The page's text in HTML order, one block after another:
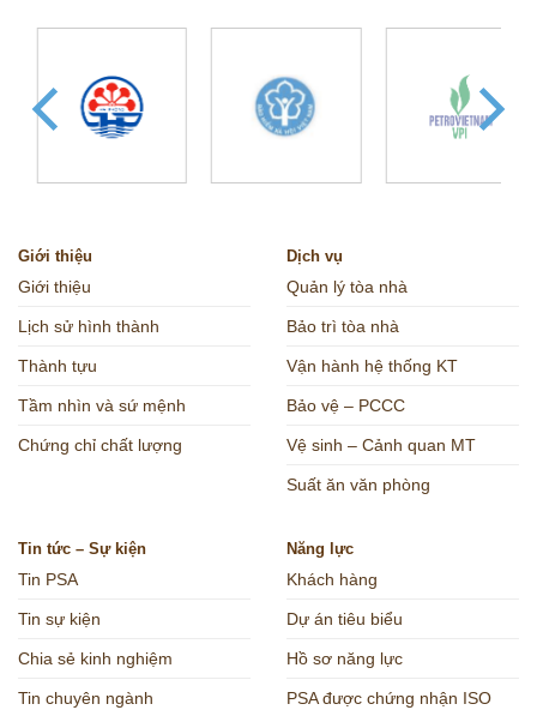
Giới thiệu
Giới thiệu
Lịch sử hình thành
Thành tựu
Tầm nhìn và sứ mệnh
Chứng chỉ chất lượng
Dịch vụ
Quản lý tòa nhà
Bảo trì tòa nhà
Vận hành hệ thống KT
Bảo vệ – PCCC
Vệ sinh – Cảnh quan MT
Suất ăn văn phòng
Tin tức – Sự kiện
Tin PSA
Tin sự kiện
Chia sẻ kinh nghiệm
Tin chuyên ngành
Năng lực
Khách hàng
Dự án tiêu biểu
Hồ sơ năng lực
PSA được chứng nhận ISO